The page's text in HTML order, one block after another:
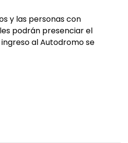
y las personas con
podrán presenciar el
al Autodromo se